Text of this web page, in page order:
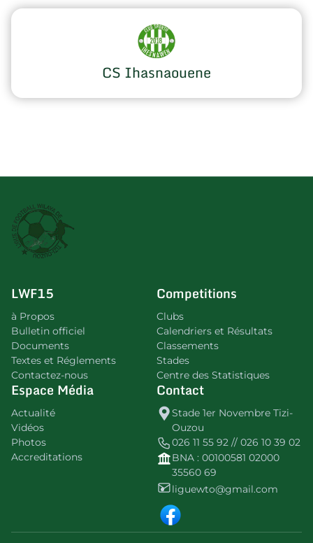
CS Ihasnaouene
LWF15
à Propos
Bulletin officiel
Documents
Textes et Réglements
Contactez-nous
Competitions
Clubs
Calendriers et Résultats
Classements
Stades
Centre des Statistiques
Espace Média
Actualité
Vidéos
Photos
Accreditations
Contact
Stade 1er Novembre Tizi-
Ouzou
026 11 55 92 // 026 10 39 02
BNA : 00100581 02000
35560 69
liguewto@gmail.com